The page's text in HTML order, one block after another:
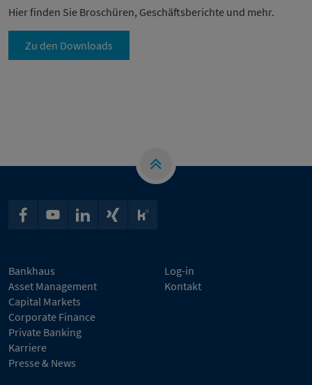
Hier finden Sie Broschüren, Geschäftsberichte und mehr.
Zu den Downloads
Bankhaus
Asset Management
Capital Markets
Corporate Finance
Private Banking
Karriere
Presse & News
Log-in
Kontakt